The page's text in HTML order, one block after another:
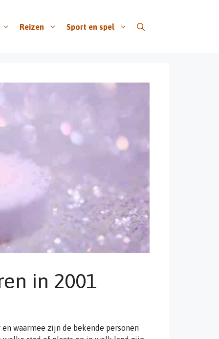
Reizen Sport en spel
in 2001
waarmee zijn de bekende personen